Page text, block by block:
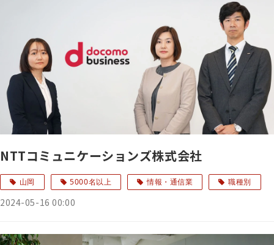
NTTコミュニケーションズ株式会社
山岡 5000名以上 情報・通信業 職種別
2024-05-16 00:00